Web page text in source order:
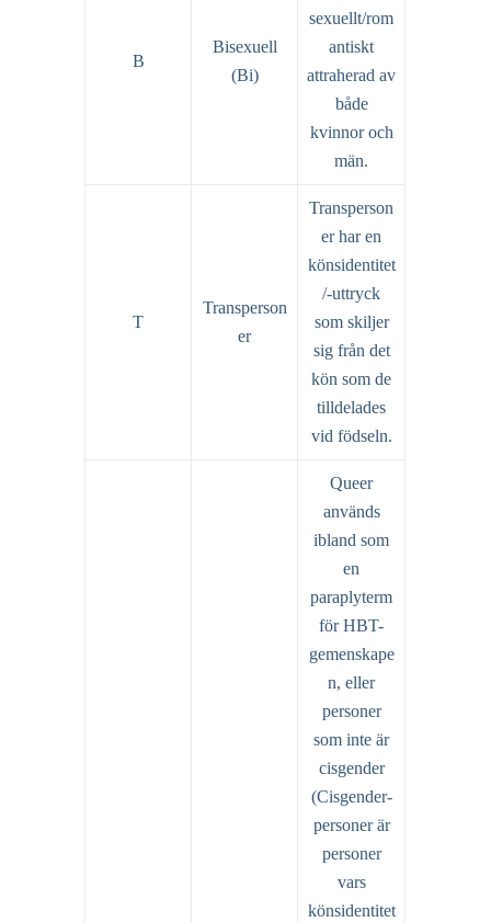
B
Bisexuell
(Bi)
sexuellt/rom
antiskt
attraherad av
både
kvinnor och
män.
T
Transperson
er
Transperson
er har en
könsidentitet
/-uttryck
som skiljer
sig från det
kön som de
tilldelades
vid födseln.
Queer
används
ibland som
en
paraplyterm
för HBT-
gemenskape
n, eller
personer
som inte är
cisgender
(Cisgender-
personer är
personer
vars
könsidentitet